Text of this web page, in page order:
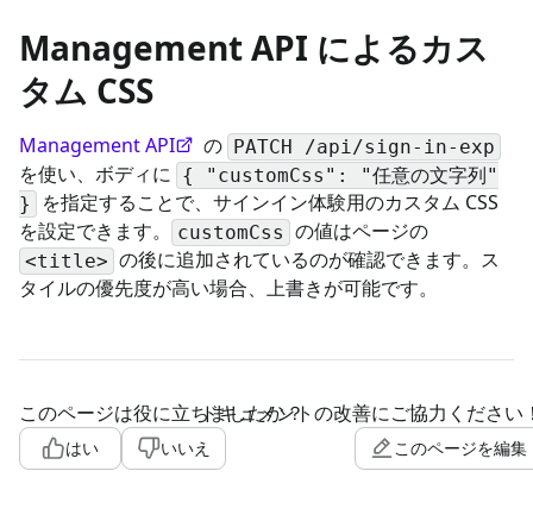
Management API によるカス
タム CSS
Management API の PATCH /api/sign-in-exp
を使い、ボディに { "customCss": "任意の文字列"
}
を指定することで、サインイン体験用のカスタム CSS
を設定できます。
customCss の値はページの
<title> の後に追加されているのが確認できます。ス
タイルの優先度が高い場合、上書きが可能です。
このページは役に立ちましたか？
はい いいえ
ドキュメントの改善にご協力ください
このページを編集